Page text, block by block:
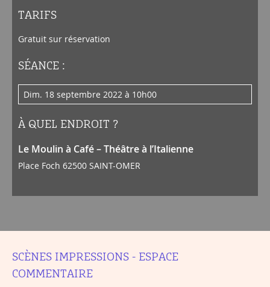
TARIFS
Gratuit sur réservation
SÉANCE :
dim. 18 septembre 2022 à 10h00
À QUEL ENDROIT ?
Le Moulin à Café – Théâtre à l’Italienne
Place Foch 62500 SAINT-OMER
SCÈNES IMPRESSIONS - ESPACE
COMMENTAIRE